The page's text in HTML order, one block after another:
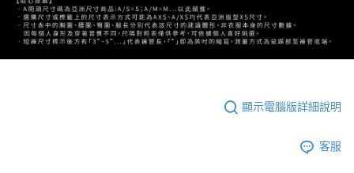
顯示電腦版詳細說明
客服